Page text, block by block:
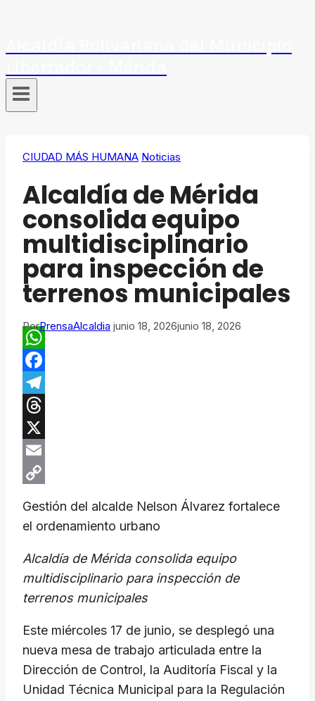
CIUDAD MÁS HUMANA Noticias
Alcaldía de Mérida
consolida equipo
multidisciplinario
para inspección de
terrenos municipales
PorPrensaAlcaldia junio 18, 2026junio 18, 2026
WhatsApp
Facebook
Telegram
Threads
X
Email
Link
Gestión del alcalde Nelson Álvarez fortalece
el ordenamiento urbano
Alcaldía de Mérida consolida equipo
multidisciplinario para inspección de
terrenos municipales
Este miércoles 17 de junio, se desplegó una
nueva mesa de trabajo articulada entre la
Dirección de Control, la Auditoría Fiscal y la
Unidad Técnica Municipal para la Regulación